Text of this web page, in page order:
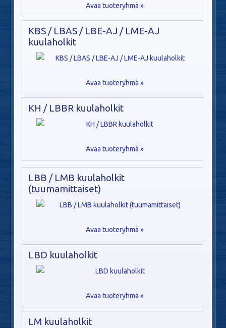
Avaa tuoteryhmä »
KBS / LBAS / LBE-AJ / LME-AJ
kuulaholkit
Avaa tuoteryhmä »
KH / LBBR kuulaholkit
Avaa tuoteryhmä »
LBB / LMB kuulaholkit
(tuumamittaiset)
Avaa tuoteryhmä »
LBD kuulaholkit
Avaa tuoteryhmä »
LM kuulaholkit